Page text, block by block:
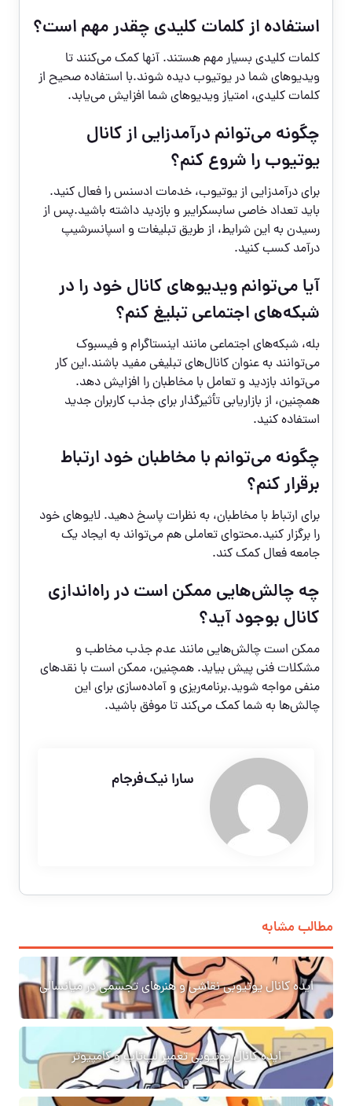
استفاده از کلمات کلیدی چقدر مهم است؟
کلمات کلیدی بسیار مهم هستند. آنها کمک می‌کنند تا
ویدیوهای شما در یوتیوب دیده شوند.با استفاده صحیح از
کلمات کلیدی، امتیاز ویدیوهای شما افزایش می‌یابد.
چگونه می‌توانم درآمدزایی از کانال
یوتیوب را شروع کنم؟
برای درآمدزایی از یوتیوب، خدمات ادسنس را فعال کنید.
باید تعداد خاصی سابسکرایبر و بازدید داشته باشید.پس از
رسیدن به این شرایط، از طریق تبلیغات و اسپانسرشیپ
درآمد کسب کنید.
آیا می‌توانم ویدیوهای کانال خود را در
شبکه‌های اجتماعی تبلیغ کنم؟
بله، شبکه‌های اجتماعی مانند اینستاگرام و فیسبوک
می‌توانند به عنوان کانال‌های تبلیغی مفید باشند.این کار
می‌تواند بازدید و تعامل با مخاطبان را افزایش دهد.
همچنین، از بازاریابی تأثیرگذار برای جذب کاربران جدید
استفاده کنید.
چگونه می‌توانم با مخاطبان خود ارتباط
برقرار کنم؟
برای ارتباط با مخاطبان، به نظرات پاسخ دهید. لایو‌های خود
را برگزار کنید.محتوای تعاملی هم می‌تواند به ایجاد یک
جامعه فعال کمک کند.
چه چالش‌هایی ممکن است در راه‌اندازی
کانال بوجود آید؟
ممکن است چالش‌هایی مانند عدم جذب مخاطب و
مشکلات فنی پیش بیاید. همچنین، ممکن است با نقدهای
منفی مواجه شوید.برنامه‌ریزی و آماده‌سازی برای این
چالش‌ها به شما کمک می‌کند تا موفق باشید.
سارا نیک‌فرجام
مطالب مشابه
ایده کانال یوتیوبی نقاشی و هنرهای تجسمی در میانسالی
ایده کانال یوتیوبی تعمیر لپ‌تاپ و کامپیوتر